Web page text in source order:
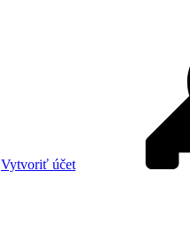
Vytvoriť účet